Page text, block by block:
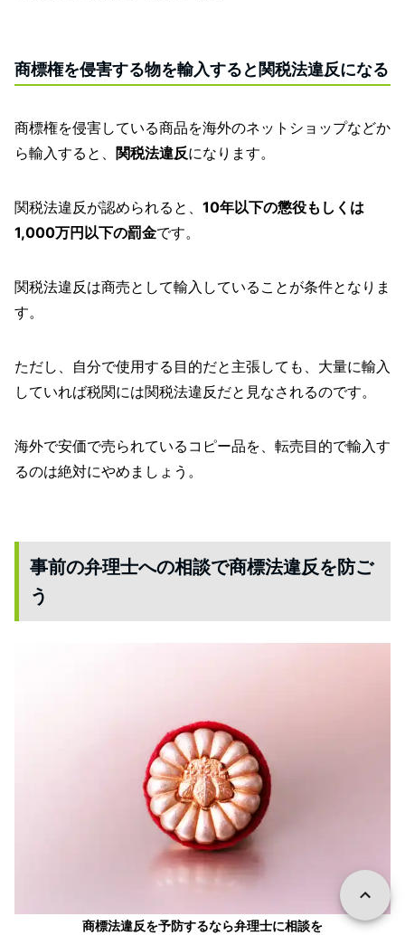
商標権を侵害する物を輸入すると関税法違反になる
商標権を侵害している商品を海外のネットショップなどか
ら輸入すると、 関税法違反になります。
関税法違反が認められると、 10年以下の懲役もしくは
1,000万円以下の罰金です。
関税法違反は商売として輸入していることが条件となりま
す。
ただし、自分で使用する目的だと主張しても、大量に輸入
していれば税関には関税法違反だと見なされるのです。
海外で安価で売られているコピー品を、転売目的で輸入す
るのは絶対にやめましょう。
事前の弁理士への相談で商標法違反を防ご
う
商標法違反を予防するなら弁理士に相談を